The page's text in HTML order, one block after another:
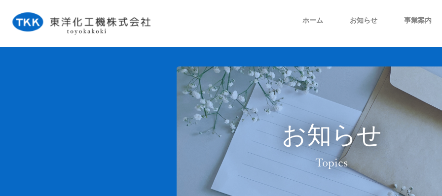
ホーム お知らせ 事業案内
タンク事業 メンテナンス事業 プラント事業ごあいさつ
お知らせ
Topics